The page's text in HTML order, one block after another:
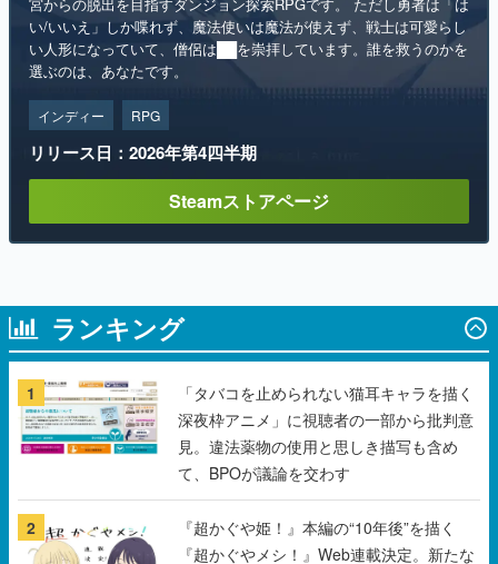
インディー RPG
リリース日：2026年第4四半期
ランキング
1
「タバコを止められない猫耳キャラを描く
深夜枠アニメ」に視聴者の一部から批判意
見。違法薬物の使用と思しき描写も含め
て、BPOが議論を交わす
2
『超かぐや姫！』本編の“10年後”を描く
『超かぐやメシ！』Web連載決定。新たな
Webマンガレーベル「ビビビコミック」に
て特別話が掲載スタート、あのお話には…
まだ続きがある！